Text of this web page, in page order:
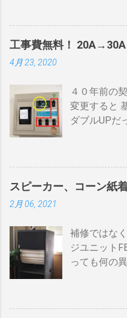
煎は無理
ムの順で熱
間がかかり
煎りあがり
火傷や洋服
重ドラムで
し難く冷め
早い話が「
通りで蓄熱
まま反映し
勿論焦げま
よる炎の揺
温度が下が
反応が早い
比べて短時
の中に溜ま
素通し。熱
利用する
「 BDR 」
それぞれの
るとアンテ
落ち、増幅
アンテナ端
波の接続（
１ 地上波の
「地上波ア
の地上波の
（出力）」
ル」端子を
す。 BSの
「BSアン
BSの「テレ
工事費無料！
4月 23, 2020
４０年前の
変更すると
ダブルUPだ
力のHPで
気毛布２、
ー・電気ス
２・トース
してみると
た。７０ア
ーカー、赤
ーカーはす
スピーカー、コーン紙
2月 06, 2021
補修ではな
ジユニット
っても何の
で使ってま